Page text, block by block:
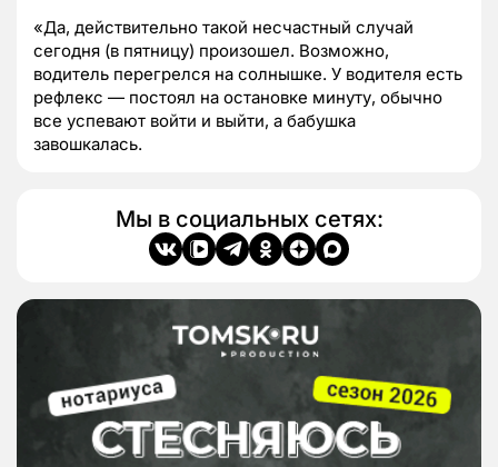
«Да, действительно такой несчастный случай
сегодня (в пятницу) произошел. Возможно,
водитель перегрелся на солнышке. У водителя есть
рефлекс — постоял на остановке минуту, обычно
все успевают войти и выйти, а бабушка
завошкалась.
Мы в социальных сетях: